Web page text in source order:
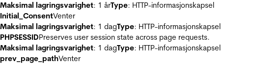
Maksimal lagringsvarighet: 1 årType: HTTP-informasjonskapsel
Initial_ConsentVenter
Maksimal lagringsvarighet: 1 dagType: HTTP-informasjonskapsel
PHPSESSIDPreserves user session state across page requests.
Maksimal lagringsvarighet: 1 dagType: HTTP-informasjonskapsel
prev_page_pathVenter